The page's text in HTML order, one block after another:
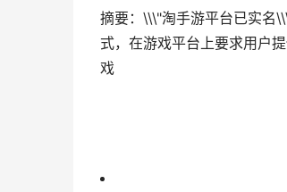
摘要：\\\"淘手游平台已实名
式，在游戏平台上要求用户
戏